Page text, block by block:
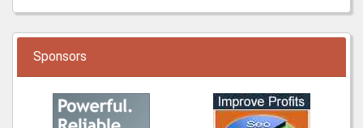
Sponsors